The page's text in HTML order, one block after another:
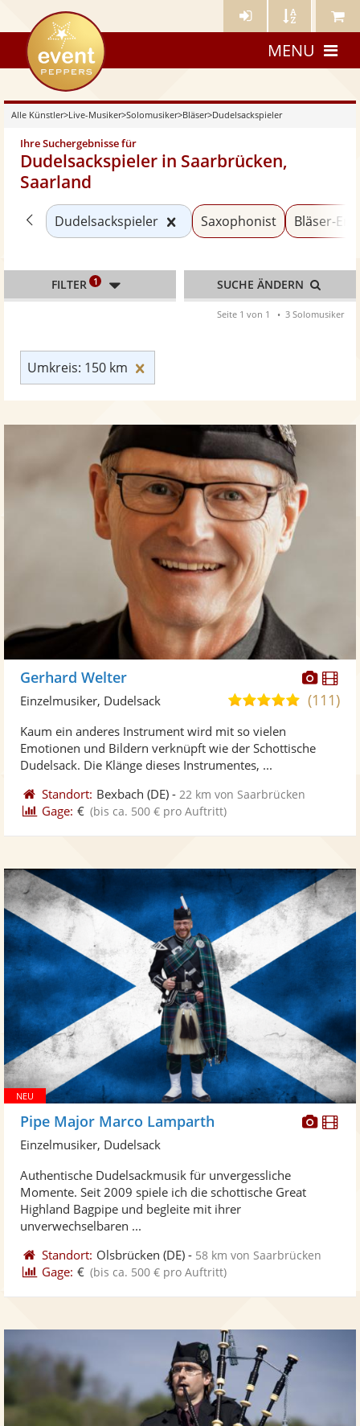
Künstler- Künstler Meine
eventpeppers
MENU
Alle Künstler>Live-Musiker>Solomusiker>Bläser>Dudelsackspieler
Ihre Suchergebnisse für
Dudelsackspieler in Saarbrücken,
Saarland
Zurück zu «Bläser»
Dudelsackspieler Kategorie
Saxophonist Bläser-
Umkreis: 150 km
FILTER 1 SUCHE ÄNDERN
Seite 1 von 1 3 Solomusiker
Gerhard Welter
5,0
5
(111)
Einzelmusiker, Dudelsack
Kaum ein anderes Instrument wird mit so vielen
Emotionen und Bildern verknüpft wie der Schottische
Dudelsack. Die Klänge dieses Instrumentes, ...
Standort: Bexbach (DE) - 22 km von Saarbrücken
Gage: € (bis ca. 500 € pro Auftritt)
Pipe Major Marco Lamparth
Einzelmusiker, Dudelsack
Authentische Dudelsackmusik für unvergessliche
Momente. Seit 2009 spiele ich die schottische Great
Highland Bagpipe und begleite mit ihrer
unverwechselbaren ...
Standort: Olsbrücken (DE) - 58 km von Saarbrücken
Gage: € (bis ca. 500 € pro Auftritt)